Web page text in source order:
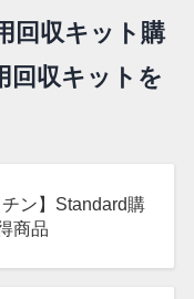
回収キット購
回収キットを
チン】Standard購
商品